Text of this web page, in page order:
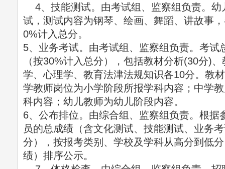
4、技能测试。由考试组、监察组负责。幼
试，测试内容为钢琴、绘画、舞蹈、讲故事
0%计入总分。
5、业务考试。由考试组、监察组负责。考试
（按30%计入总分），包括教材分析(30分)
学、心理学、教育法津法规知识各10分。教
学教师岗位为小学阶段所报学科内容；中学
科内容；幼儿教师为幼儿阶段内容。
6、公布排位。由综合组、监察组负责。根据
员的总成绩（含文化测试、技能测试、业务
分），按报考类别、学校及学科从高分到低
绩）排序公示。